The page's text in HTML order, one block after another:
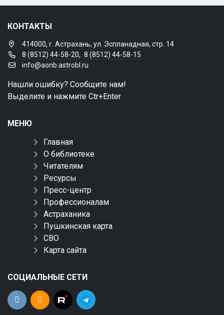
КОНТАКТЫ
414000, г. Астрахань, ул. Эспланадная, стр. 14
8 (8512) 44-58-20, 8 (8512) 44-58-15
info@aonb.astrobl.ru
Нашли ошибку? Сообщите нам!
Выделите и нажмите Ctr+Enter
МЕНЮ
Главная
О библиотеке
Читателям
Ресурсы
Пресс-центр
Профессионалам
Астраханика
Пушкинская карта
СВО
Карта сайта
СОЦИАЛЬНЫЕ СЕТИ